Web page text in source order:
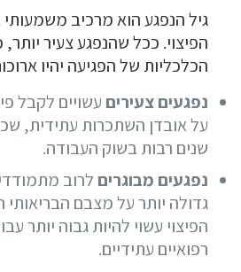
גיל הנפגע הוא מרכיב
הפיצוי. ככל שהנפגע צעיר
הכלכליות של הפגיעה יהיו
נפגעים צעירים עשויים לקבל
על אובדן השתכרות עתידית,
שנים רבות בשוק העבודה.
נפגעים מבוגרים לרוב
גדולה יותר על מצבם הבריאותי
הפיצוי עשוי להיות גבוה יותר
רפואיים עתידיים.